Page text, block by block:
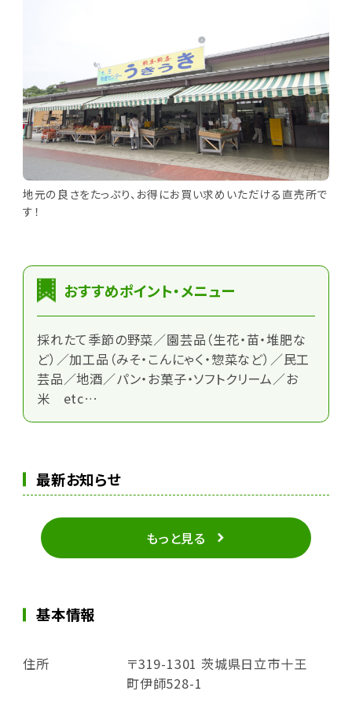
地元の良さをたっぷり、お得にお買い求めいただける直売所で
す！
おすすめポイント・メニュー
採れたて季節の野菜／園芸品（生花・苗・堆肥な
ど）／加工品（みそ・こんにゃく・惣菜など）／民工
芸品／地酒／パン・お菓子・ソフトクリーム／お
米 etc…
最新お知らせ
もっと見る
基本情報
住所
〒319-1301 茨城県日立市十王
町伊師528-1